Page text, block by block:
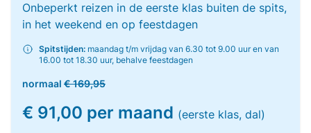
Onbeperkt reizen in de eerste klas buiten de spits,
in het weekend en op feestdagen
Spitstijden: maandag t/m vrijdag van 6.30 tot 9.00 uur en van
16.00 tot 18.30 uur, behalve feestdagen
normaal € 169,95
€ 91,00 per maand (eerste klas, dal)